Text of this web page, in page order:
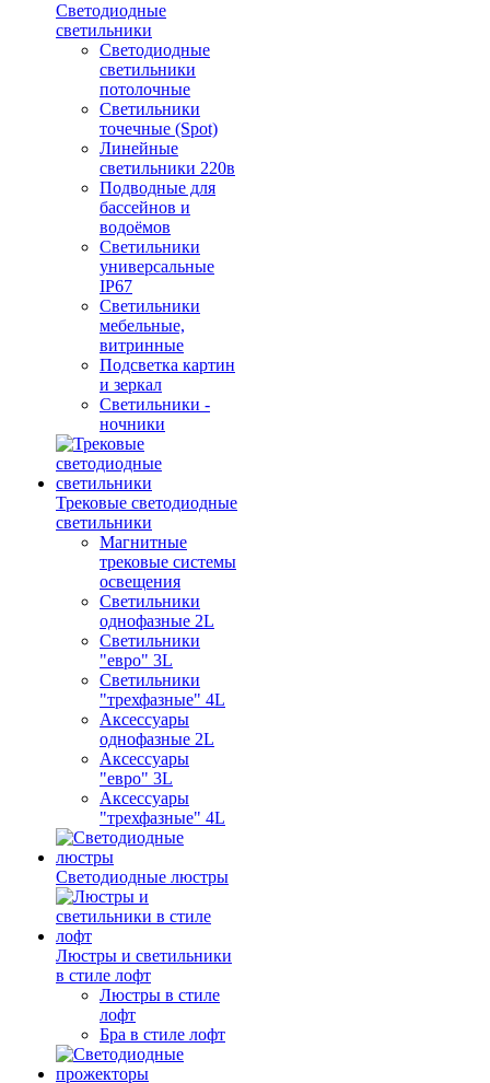
Светодиодные
светильники
Светодиодные
светильники
потолочные
Светильники
точечные (Spot)
Линейные
светильники 220в
Подводные для
бассейнов и
водоёмов
Светильники
универсальные
IP67
Светильники
мебельные,
витринные
Подсветка картин
и зеркал
Светильники -
ночники
Трековые светодиодные
светильники
Магнитные
трековые системы
освещения
Светильники
однофазные 2L
Светильники
"евро" 3L
Светильники
"трехфазные" 4L
Аксессуары
однофазные 2L
Аксессуары
"евро" 3L
Аксессуары
"трехфазные" 4L
Светодиодные люстры
Люстры и светильники
в стиле лофт
Люстры в стиле
лофт
Бра в стиле лофт